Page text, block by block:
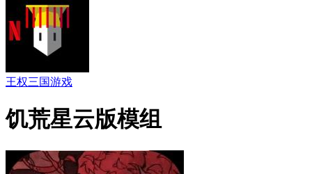
王权三国游戏
饥荒星云版模组